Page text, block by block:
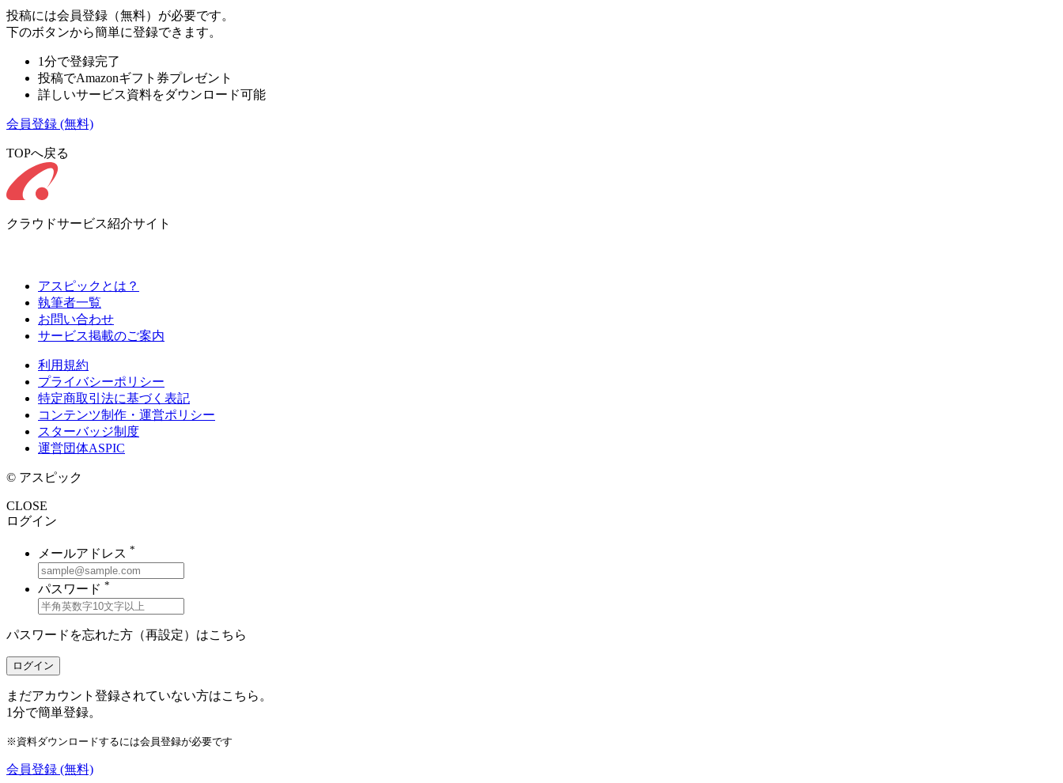
投稿には会員登録（無料）が必要です。
下のボタンから簡単に登録できます。
1分で登録完了
投稿でAmazonギフト券プレゼント
詳しいサービス資料をダウンロード可能
会員登録 (無料)
TOPへ戻る
クラウドサービス紹介サイト
アスピックとは？
執筆者一覧
お問い合わせ
サービス掲載のご案内
利用規約
プライバシーポリシー
特定商取引法に基づく表記
コンテンツ制作・運営ポリシー
スターバッジ制度
運営団体ASPIC
© アスピック
CLOSE
ログイン
メールアドレス *
パスワード *
パスワードを忘れた方（再設定）はこちら
ログイン
まだアカウント登録されていない方はこちら。
1分で簡単登録。
※資料ダウンロードするには会員登録が必要です
会員登録 (無料)